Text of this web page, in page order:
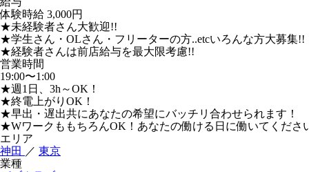
体験時給 3,000円
★未経験者さん大歓迎!!
★学生さん・OLさん・フリーターの方..etcいろんな方大募集!!
★経験者さんは前店給与を最大限考慮!!
営業時間
19:00〜1:00
★週1日、3h～OK！
★終電上がりOK！
★早出・遅出共にあなたの希望にバッチリ合わせられます！
★WワークももちろんOK！あなたの働ける日に働いてくださ
エリア
神田 ／ 東京
業種